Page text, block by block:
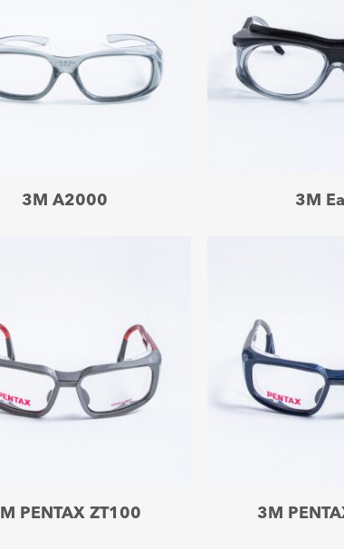
Leer más
3M A2000
Leer
3M
Leer más
PENTAX ZT100
Leer
3M